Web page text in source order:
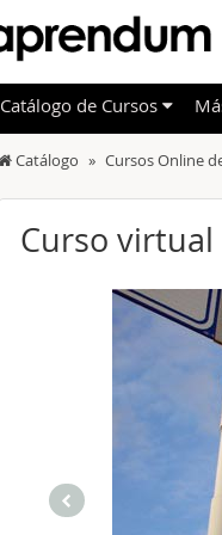
OFERTAS DESTACADAS
NOVEDADES DE NUESTRO
Catálogo Cursos Online
Curso virtual
Catálogo de Cursos